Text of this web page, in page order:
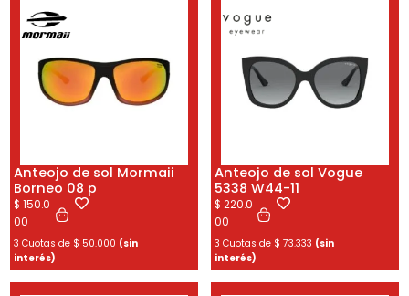
Anteojo de sol Mormaii
Borneo 08 p
$ 150.0
00
3 Cuotas de $ 50.000 (sin
interés)
Anteojo de sol Vogue
5338 W44-11
$ 220.0
00
3 Cuotas de $ 73.333 (sin
interés)